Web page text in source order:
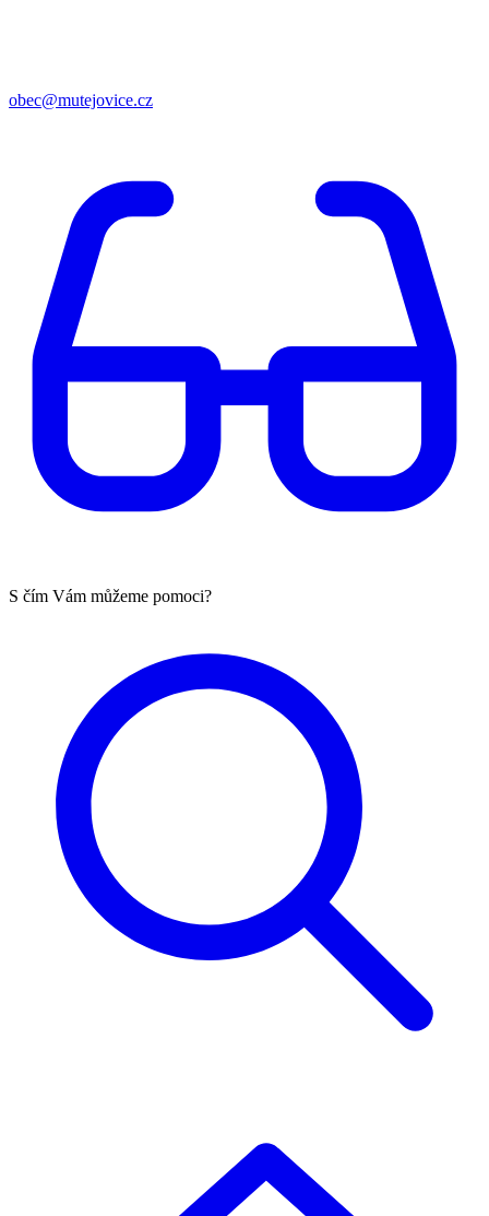
obec@mutejovice.cz
S čím Vám můžeme pomoci?